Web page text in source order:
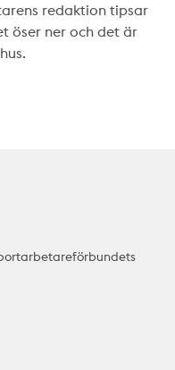
redaktion tipsar
öser ner och det är